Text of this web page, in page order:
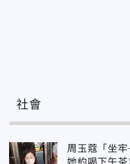
社會
周玉蔻「坐